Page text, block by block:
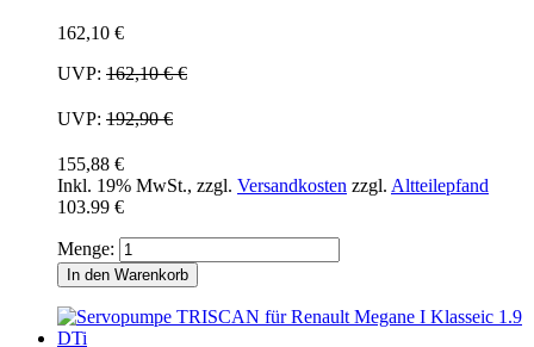
162,10 €
UVP: 162,10 €€
UVP: 192,90 €
155,88 €
Inkl. 19% MwSt., zzgl. Versandkosten zzgl. Altteilepfand
103.99 €
Menge:
In den Warenkorb